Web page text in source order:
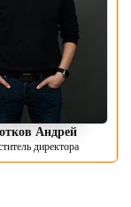
Андрей
директора